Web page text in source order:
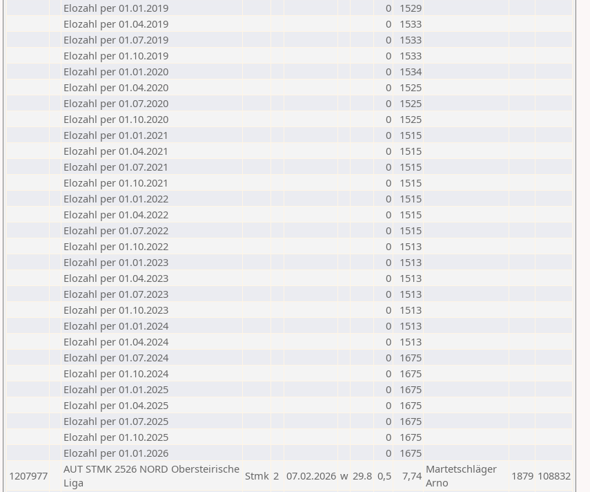
Elozahl per 01.01.2019
0
1529
Elozahl per 01.04.2019
0
1533
Elozahl per 01.07.2019
0
1533
Elozahl per 01.10.2019
0
1533
Elozahl per 01.01.2020
0
1534
Elozahl per 01.04.2020
0
1525
Elozahl per 01.07.2020
0
1525
Elozahl per 01.10.2020
0
1525
Elozahl per 01.01.2021
0
1515
Elozahl per 01.04.2021
0
1515
Elozahl per 01.07.2021
0
1515
Elozahl per 01.10.2021
0
1515
Elozahl per 01.01.2022
0
1515
Elozahl per 01.04.2022
0
1515
Elozahl per 01.07.2022
0
1515
Elozahl per 01.10.2022
0
1513
Elozahl per 01.01.2023
0
1513
Elozahl per 01.04.2023
0
1513
Elozahl per 01.07.2023
0
1513
Elozahl per 01.10.2023
0
1513
Elozahl per 01.01.2024
0
1513
Elozahl per 01.04.2024
0
1513
Elozahl per 01.07.2024
0
1675
Elozahl per 01.10.2024
0
1675
Elozahl per 01.01.2025
0
1675
Elozahl per 01.04.2025
0
1675
Elozahl per 01.07.2025
0
1675
Elozahl per 01.10.2025
0
1675
Elozahl per 01.01.2026
0
1675
1207977
AUT STMK 2526 NORD Obersteirische
Liga
Stmk 2 07.02.2026 w 29.8 0,5 7,74 Martetschläger
Arno
1879 108832